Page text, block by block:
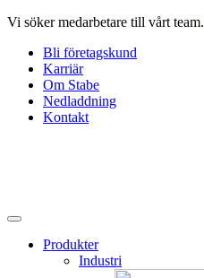
Hoppa
innehåll
Vi söker medarbetare till vårt team.
Bli företagskund
Karriär
Om Stabe
Nedladdning
Kontakt
Produkter
Industri